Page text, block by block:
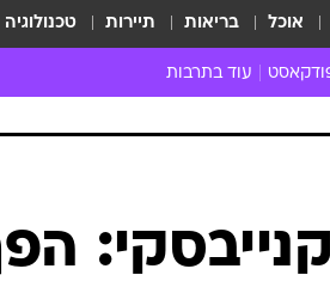
אוכל בריאות תיירות טכנולוגיה
עוד בתרבות
הופעות חיות